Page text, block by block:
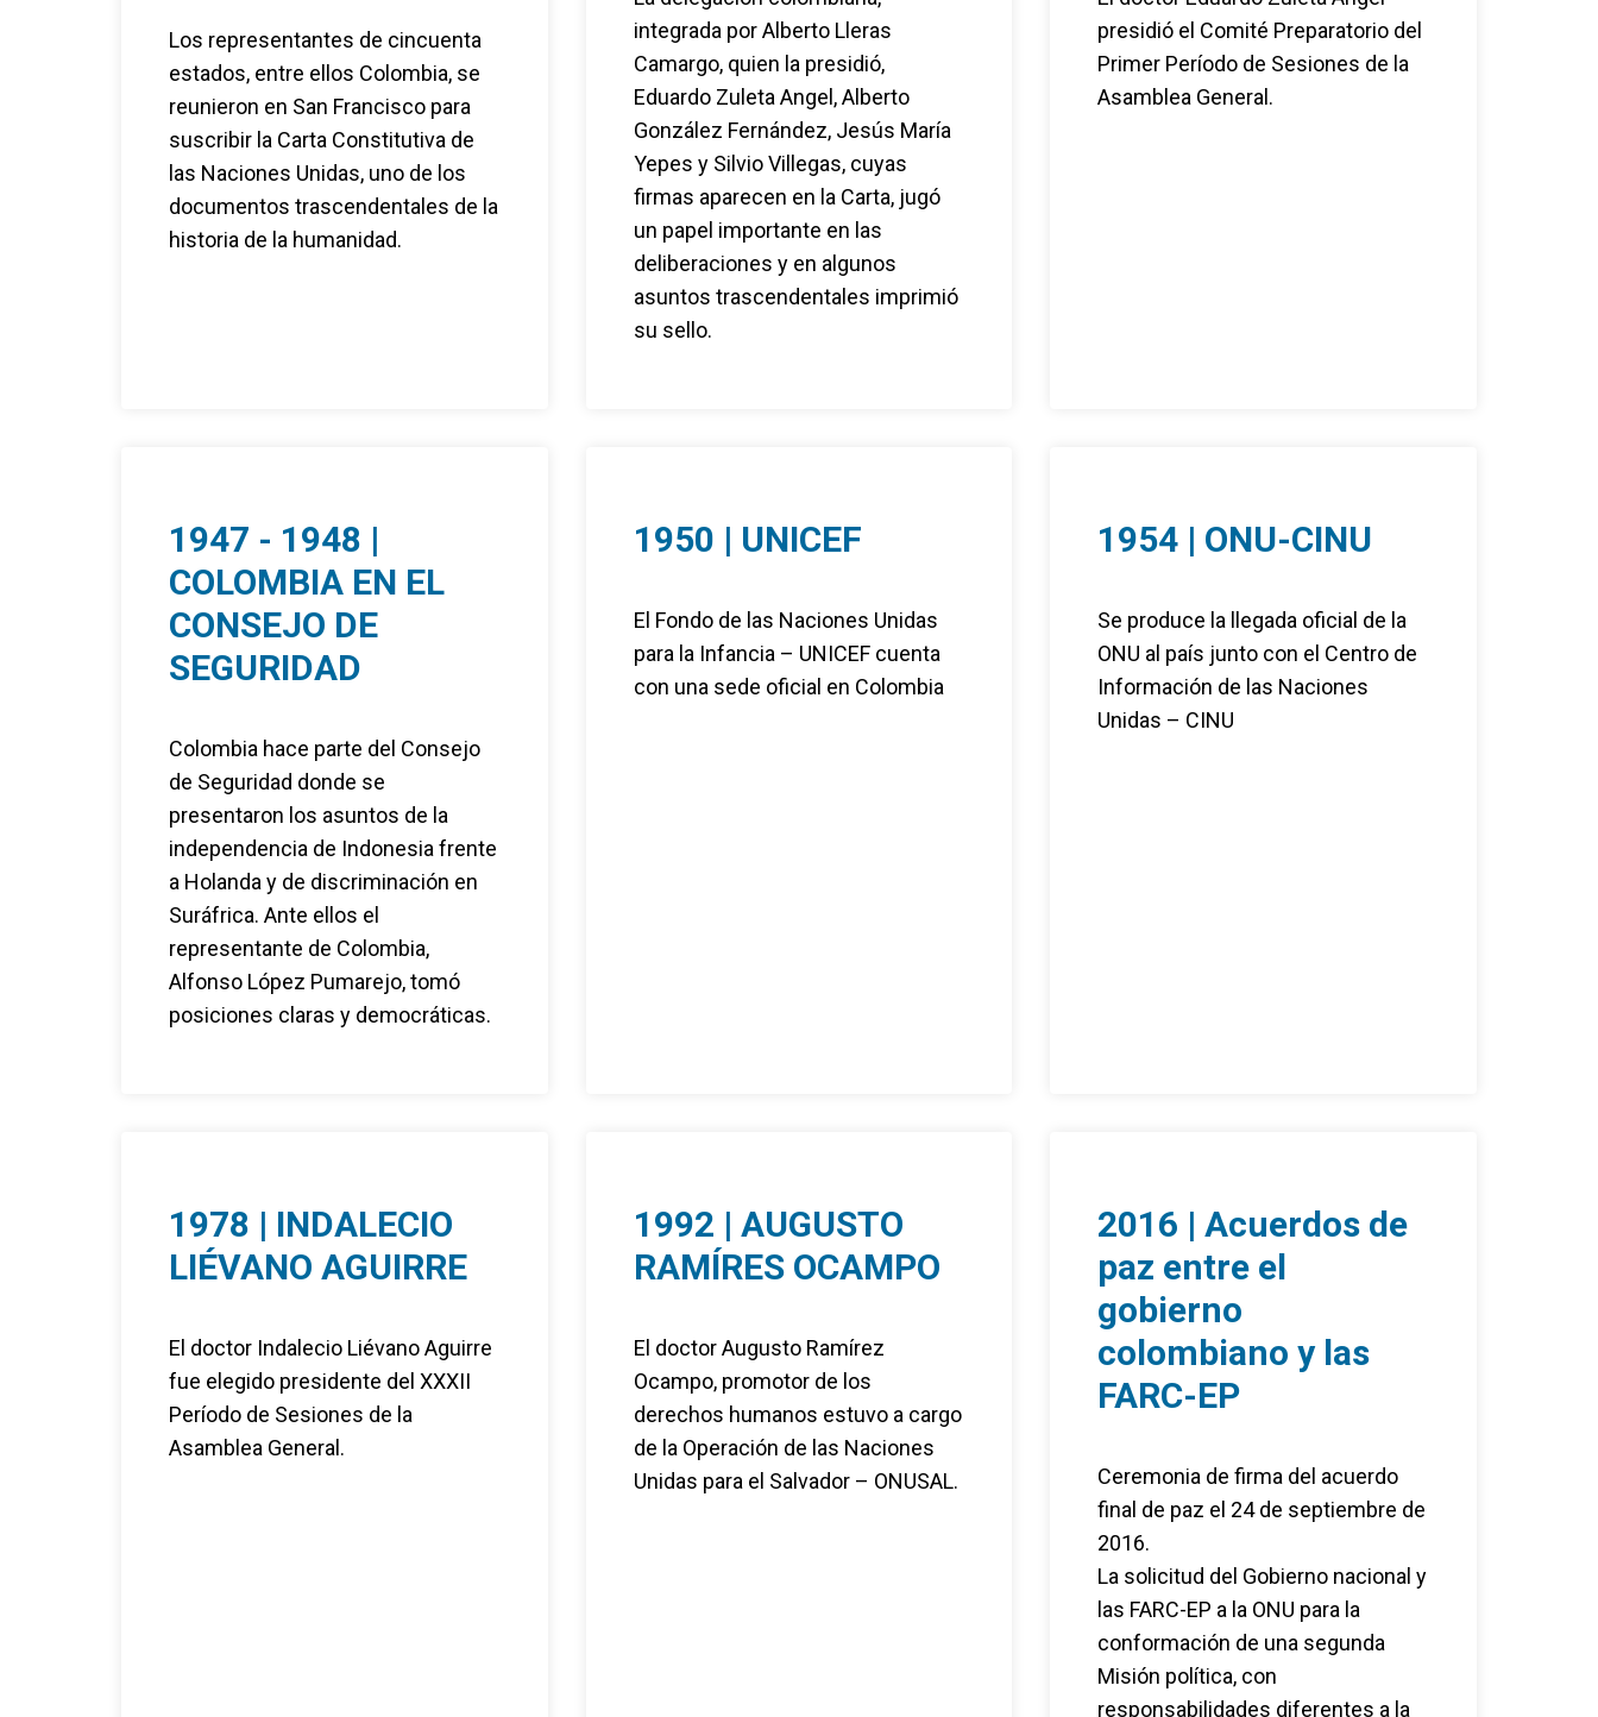
Los representantes de cincuenta
estados, entre ellos Colombia, se
reunieron en San Francisco para
suscribir la Carta Constitutiva de
las Naciones Unidas, uno de los
documentos trascendentales de la
historia de la humanidad.
integrada por Alberto Lleras
Camargo, quien la presidió,
Eduardo Zuleta Angel, Alberto
González Fernández, Jesús María
Yepes y Silvio Villegas, cuyas
firmas aparecen en la Carta, jugó
un papel importante en las
deliberaciones y en algunos
asuntos trascendentales imprimió
su sello.
presidió el Comité Preparatorio del
Primer Período de Sesiones de la
Asamblea General.
1947 - 1948 |
COLOMBIA EN EL
CONSEJO DE
SEGURIDAD
Colombia hace parte del Consejo
de Seguridad donde se
presentaron los asuntos de la
independencia de Indonesia frente
a Holanda y de discriminación en
Suráfrica. Ante ellos el
representante de Colombia,
Alfonso López Pumarejo, tomó
posiciones claras y democráticas.
1950 | UNICEF
El Fondo de las Naciones Unidas
para la Infancia – UNICEF cuenta
con una sede oficial en Colombia
1954 | ONU-CINU
Se produce la llegada oficial de la
ONU al país junto con el Centro de
Información de las Naciones
Unidas – CINU
1978 | INDALECIO
LIÉVANO AGUIRRE
El doctor Indalecio Liévano Aguirre
fue elegido presidente del XXXII
Período de Sesiones de la
Asamblea General.
1992 | AUGUSTO
RAMÍRES OCAMPO
El doctor Augusto Ramírez
Ocampo, promotor de los
derechos humanos estuvo a cargo
de la Operación de las Naciones
Unidas para el Salvador – ONUSAL.
2016 | Acuerdos de
paz entre el
gobierno
colombiano y las
FARC-EP
Ceremonia de firma del acuerdo
final de paz el 24 de septiembre de
2016.
La solicitud del Gobierno nacional y
las FARC-EP a la ONU para la
conformación de una segunda
Misión política, con
responsabilidades diferentes a la